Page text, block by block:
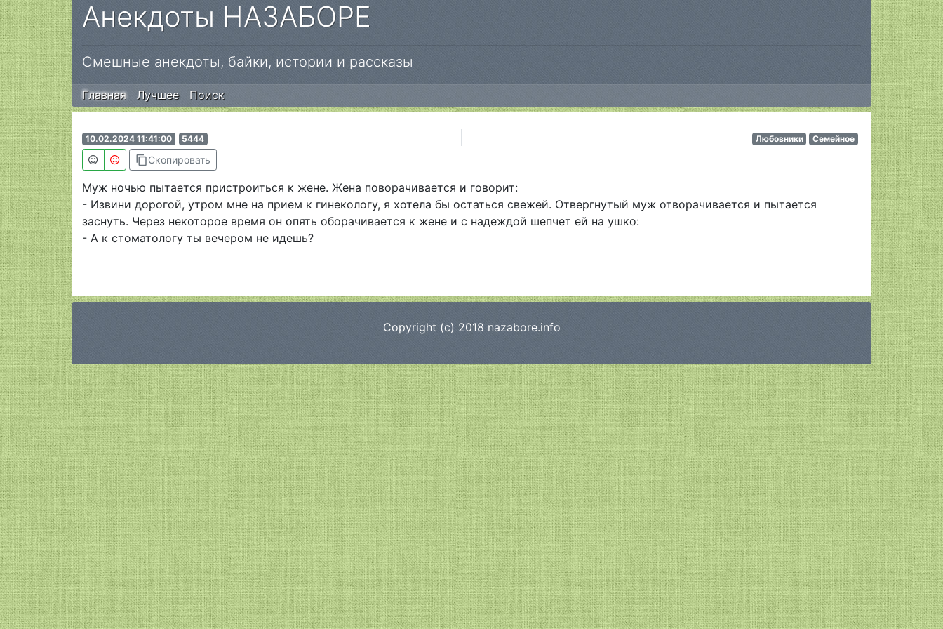
Анекдоты НАЗАБОРЕ
Смешные анекдоты, байки, истории и рассказы
Главная Лучшее Поиск
10.02.2024 11:41:00 5444 Любовники Семейное
content_copyСкопировать
Муж ночью пытается пристроиться к жене. Жена поворачивается и говорит:
- Извини дорогой, утром мне на прием к гинекологу, я хотела бы остаться свежей. Отвергнутый муж отворачивается и пытается
заснуть. Через некоторое время он опять оборачивается к жене и с надеждой шепчет ей на ушко:
- А к стоматологу ты вечером не идешь?
Copyright (c) 2018 nazabore.info